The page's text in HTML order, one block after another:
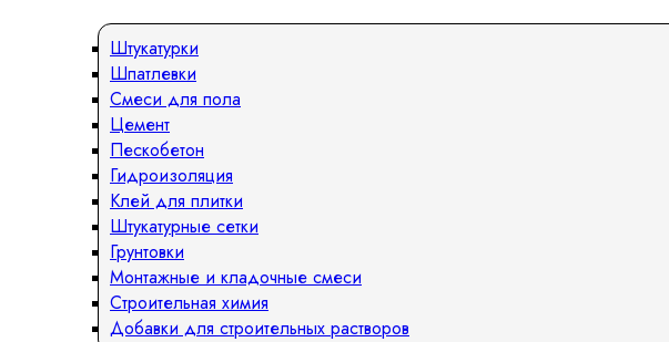
Штукатурки
Шпатлевки
Смеси для пола
Цемент
Пескобетон
Гидроизоляция
Клей для плитки
Штукатурные сетки
Грунтовки
Монтажные и кладочные смеси
Строительная химия
Добавки для строительных растворов